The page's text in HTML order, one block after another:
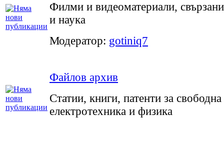
Филми и видеоматериали,
и наука
Модератор: gotiniq7
Файлов архив
Статии, книги, патенти за
електротехника и физика